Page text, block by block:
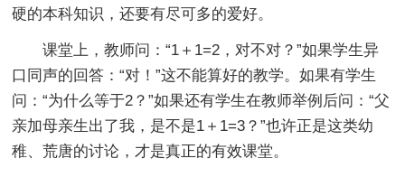
硬的本科知识，还要有尽可多的爱好。
课堂上，教师问：“1＋1=2，对不对？”如果学生异
口同声的回答：“对！”这不能算好的教学。如果有学生
问：“为什么等于2？”如果还有学生在教师举例后问：“父
亲加母亲生出了我，是不是1＋1=3？”也许正是这类幼
稚、荒唐的讨论，才是真正的有效课堂。